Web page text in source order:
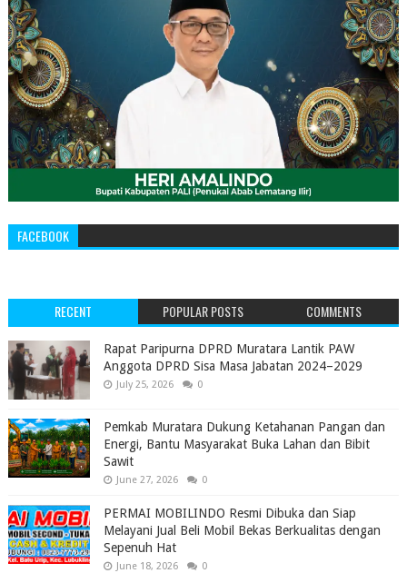
FACEBOOK
RECENT POPULAR POSTS COMMENTS
‎Rapat Paripurna DPRD Muratara Lantik PAW
Anggota DPRD Sisa Masa Jabatan 2024–2029 ‎
July 25, 2026 0
Pemkab Muratara Dukung Ketahanan Pangan dan
Energi, Bantu Masyarakat Buka Lahan dan Bibit
Sawit
June 27, 2026 0
PERMAI MOBILINDO Resmi Dibuka dan Siap
Melayani Jual Beli Mobil Bekas Berkualitas dengan
Sepenuh Hat
June 18, 2026 0